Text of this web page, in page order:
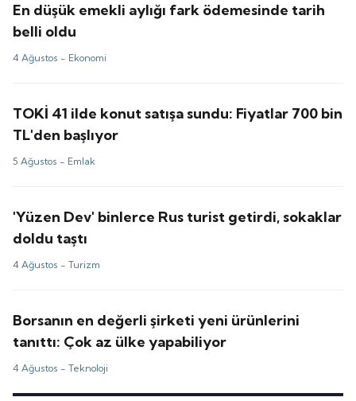
En düşük emekli aylığı fark ödemesinde tarih
belli oldu
4 Ağustos - Ekonomi
TOKİ 41 ilde konut satışa sundu: Fiyatlar 700 bin
TL'den başlıyor
5 Ağustos - Emlak
'Yüzen Dev' binlerce Rus turist getirdi, sokaklar
doldu taştı
4 Ağustos -Turizm
Borsanın en değerli şirketi yeni ürünlerini
tanıttı: Çok az ülke yapabiliyor
4 Ağustos -Teknoloji